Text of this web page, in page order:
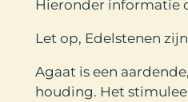
Hieronder informatie
Let op, Edelstenen
Agaat is een
houding. Het